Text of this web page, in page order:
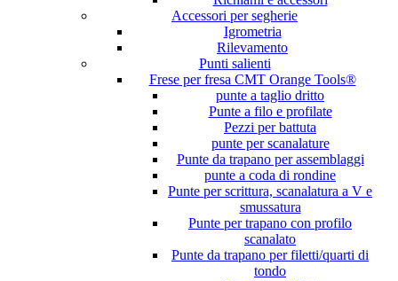
Accessori per segherie
Igrometria
Rilevamento
Punti salienti
Frese per fresa CMT Orange Tools®
punte a taglio dritto
Punte a filo e profilate
Pezzi per battuta
punte per scanalature
Punte da trapano per assemblaggi
punte a coda di rondine
Punte per scrittura, scanalatura a V e
smussatura
Punte per trapano con profilo
scanalato
Punte da trapano per filetti/quarti di
tondo